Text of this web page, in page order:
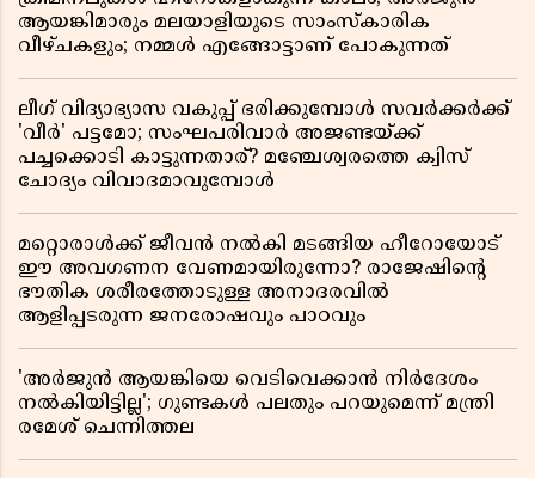
ആയങ്കിമാരും മലയാളിയുടെ സാംസ്കാരിക
വീഴ്ചകളും; നമ്മൾ എങ്ങോട്ടാണ് പോകുന്നത്
ലീഗ് വിദ്യാഭ്യാസ വകുപ്പ് ഭരിക്കുമ്പോൾ സവർക്കർക്ക്
'വീർ' പട്ടമോ; സംഘപരിവാർ അജണ്ടയ്ക്ക്
പച്ചക്കൊടി കാട്ടുന്നതാര്? മഞ്ചേശ്വരത്തെ ക്വിസ്
ചോദ്യം വിവാദമാവുമ്പോൾ
മറ്റൊരാൾക്ക് ജീവൻ നൽകി മടങ്ങിയ ഹീറോയോട്
ഈ അവഗണന വേണമായിരുന്നോ? രാജേഷിൻ്റെ
ഭൗതിക ശരീരത്തോടുള്ള അനാദരവിൽ
ആളിപ്പടരുന്ന ജനരോഷവും പാഠവും
'അർജുൻ ആയങ്കിയെ വെടിവെക്കാൻ നിർദേശം
നൽകിയിട്ടില്ല'; ഗുണ്ടകൾ പലതും പറയുമെന്ന് മന്ത്രി
രമേശ് ചെന്നിത്തല